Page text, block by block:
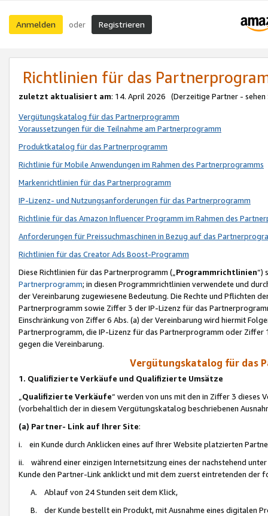
Anmelden oder Registrieren
Richtlinien für das
zuletzt aktualisiert am: 14. April 2026 (Derzeitige Partner - sehen
Vergütungskatalog für das Partnerprogramm
Voraussetzungen für die Teilnahme am Partnerprogramm
Produktkatalog für das Partnerprogramm
Richtlinie für Mobile Anwendungen im Rahmen des Partnerprogramms
Markenrichtlinien für das Partnerprogramm
IP-Lizenz- und Nutzungsanforderungen für das Partnerprogramm
Richtlinie für das Amazon Influencer Programm im Rahmen des
Anforderungen für Preissuchmaschinen in Bezug auf das
Richtlinien für das Creator Ads Boost-Programm
Diese Richtlinien für das Partnerprogramm („Programmrichtlinien“)
Partnerprogramm; in diesen Programmrichtlinien verwendete und
der Vereinbarung zugewiesene Bedeutung. Die Rechte und Pflichten
Partnerprogramm sowie Ziffer 3 der IP-Lizenz für das
Einschränkung von Ziffer 6 Abs. (a) der Vereinbarung wird hiermit
Partnerprogramm, die IP-Lizenz für das Partnerprogramm oder
gegen die Vereinbarung.
Vergütungskatalog für das
1. Qualifizierte Verkäufe und Qualifizierte Umsätze
Qualifizierte Verkäufe“ werden von uns mit den in Ziffer 3
(vorbehaltlich der in diesem Vergütungskatalog beschriebenen
(a) Partner- Link auf Ihrer Site:
i. ein Kunde durch Anklicken eines auf Ihrer Website platzierten
ii. während einer einzigen Internetsitzung eines der nachstehend
Kunde den Partner-Link anklickt und mit dem zuerst eintretenden der
A. Ablauf von 24 Stunden seit dem Klick,
B. der Kunde bestellt ein Produkt, mit Ausnahme eines digitalen